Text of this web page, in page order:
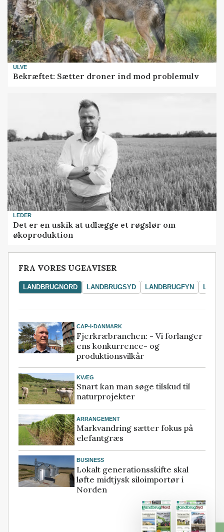
ULVE
Bekræftet: Sætter droner ind mod problemulv
LEDER
Det er en uskik at udlægge et røgslør om
økoproduktion
FRA VORES UGEAVISER
LANDBRUGNORD LANDBRUGSYD LANDBRUGFYN
CAP-I-DANMARK
Fjerkræbranchen: - Vi forlanger
ens konkurrence- og
produktionsvilkår
KVÆG
Snart kan man søge tilskud til
naturprojekter
ARRANGEMENT
Markvandring sætter fokus på
elefantgræs
BUSINESS
Lokalt generationsskifte skal
løfte midtjysk siloimportør i
Norden